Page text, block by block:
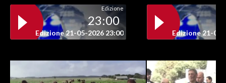
Edizione
23:00
Edizione 21-05-2026 23:00 Edizione 21-05-